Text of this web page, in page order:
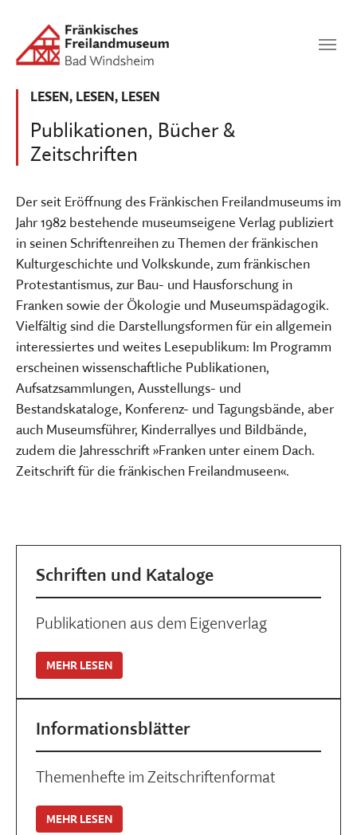
SUCHEN
Publikationen, Bücher &
Zeitschriften
LESEN, LESEN, LESEN
Der seit Eröffnung des Fränkischen Freilandmuseums im
Jahr 1982 bestehende museumseigene Verlag publiziert
in seinen Schriftenreihen zu Themen der fränkischen
Kulturgeschichte und Volkskunde, zum fränkischen
Protestantismus, zur Bau- und Hausforschung in
Franken sowie der Ökologie und Museumspädagogik.
Vielfältig sind die Darstellungsformen für ein allgemein
interessiertes und weites Lesepublikum: Im Programm
erscheinen wissenschaftliche Publikationen,
Aufsatzsammlungen, Ausstellungs- und
Bestandskataloge, Konferenz- und Tagungsbände, aber
auch Museumsführer, Kinderrallyes und Bildbände,
zudem die Jahresschrift »Franken unter einem Dach.
Zeitschrift für die fränkischen Freilandmuseen«.
Schriften und Kataloge
Publikationen aus dem Eigenverlag
MEHR LESEN
Informationsblätter
Themenhefte im Zeitschriftenformat
MEHR LESEN